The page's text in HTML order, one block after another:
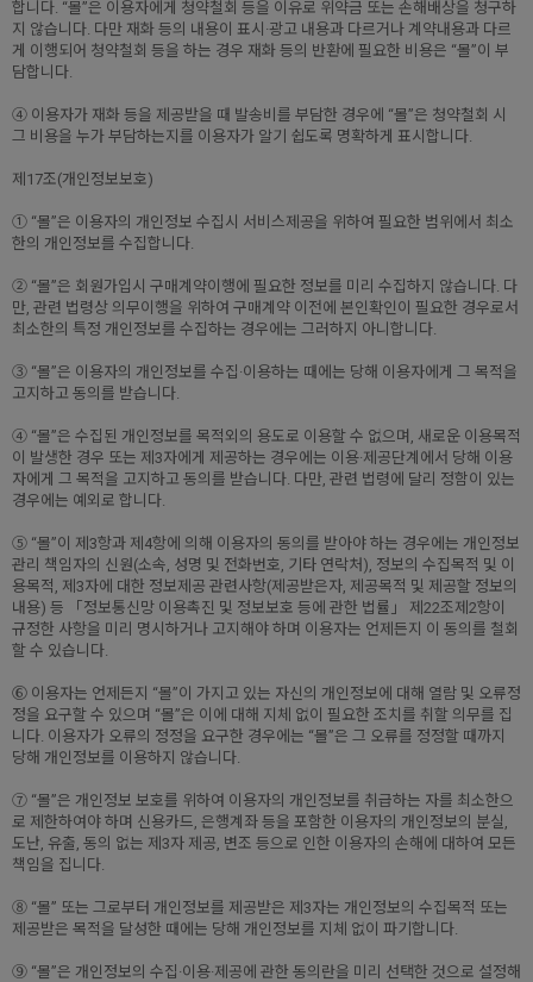
합니다. “몰”은 이용자에게 청약철회 등을 이유로 위약금 또는 손해배상을 청구하
지 않습니다. 다만 재화 등의 내용이 표시·광고 내용과 다르거나 계약내용과 다르
게 이행되어 청약철회 등을 하는 경우 재화 등의 반환에 필요한 비용은 “몰”이 부
담합니다.
④ 이용자가 재화 등을 제공받을 때 발송비를 부담한 경우에 “몰”은 청약철회 시
그 비용을 누가 부담하는지를 이용자가 알기 쉽도록 명확하게 표시합니다.
제17조(개인정보보호)
① “몰”은 이용자의 개인정보 수집시 서비스제공을 위하여 필요한 범위에서 최소
한의 개인정보를 수집합니다.
② “몰”은 회원가입시 구매계약이행에 필요한 정보를 미리 수집하지 않습니다. 다
만, 관련 법령상 의무이행을 위하여 구매계약 이전에 본인확인이 필요한 경우로서
최소한의 특정 개인정보를 수집하는 경우에는 그러하지 아니합니다.
③ “몰”은 이용자의 개인정보를 수집·이용하는 때에는 당해 이용자에게 그 목적을
고지하고 동의를 받습니다.
④ “몰”은 수집된 개인정보를 목적외의 용도로 이용할 수 없으며, 새로운 이용목적
이 발생한 경우 또는 제3자에게 제공하는 경우에는 이용·제공단계에서 당해 이용
자에게 그 목적을 고지하고 동의를 받습니다. 다만, 관련 법령에 달리 정함이 있는
경우에는 예외로 합니다.
⑤ “몰”이 제3항과 제4항에 의해 이용자의 동의를 받아야 하는 경우에는 개인정보
관리 책임자의 신원(소속, 성명 및 전화번호, 기타 연락처), 정보의 수집목적 및 이
용목적, 제3자에 대한 정보제공 관련사항(제공받은자, 제공목적 및 제공할 정보의
내용) 등 「정보통신망 이용촉진 및 정보보호 등에 관한 법률」 제22조제2항이
규정한 사항을 미리 명시하거나 고지해야 하며 이용자는 언제든지 이 동의를 철회
할 수 있습니다.
⑥ 이용자는 언제든지 “몰”이 가지고 있는 자신의 개인정보에 대해 열람 및 오류정
정을 요구할 수 있으며 “몰”은 이에 대해 지체 없이 필요한 조치를 취할 의무를 집
니다. 이용자가 오류의 정정을 요구한 경우에는 “몰”은 그 오류를 정정할 때까지
당해 개인정보를 이용하지 않습니다.
⑦ “몰”은 개인정보 보호를 위하여 이용자의 개인정보를 취급하는 자를 최소한으
로 제한하여야 하며 신용카드, 은행계좌 등을 포함한 이용자의 개인정보의 분실,
도난, 유출, 동의 없는 제3자 제공, 변조 등으로 인한 이용자의 손해에 대하여 모든
책임을 집니다.
⑧ “몰” 또는 그로부터 개인정보를 제공받은 제3자는 개인정보의 수집목적 또는
제공받은 목적을 달성한 때에는 당해 개인정보를 지체 없이 파기합니다.
⑨ “몰”은 개인정보의 수집·이용·제공에 관한 동의란을 미리 선택한 것으로 설정해